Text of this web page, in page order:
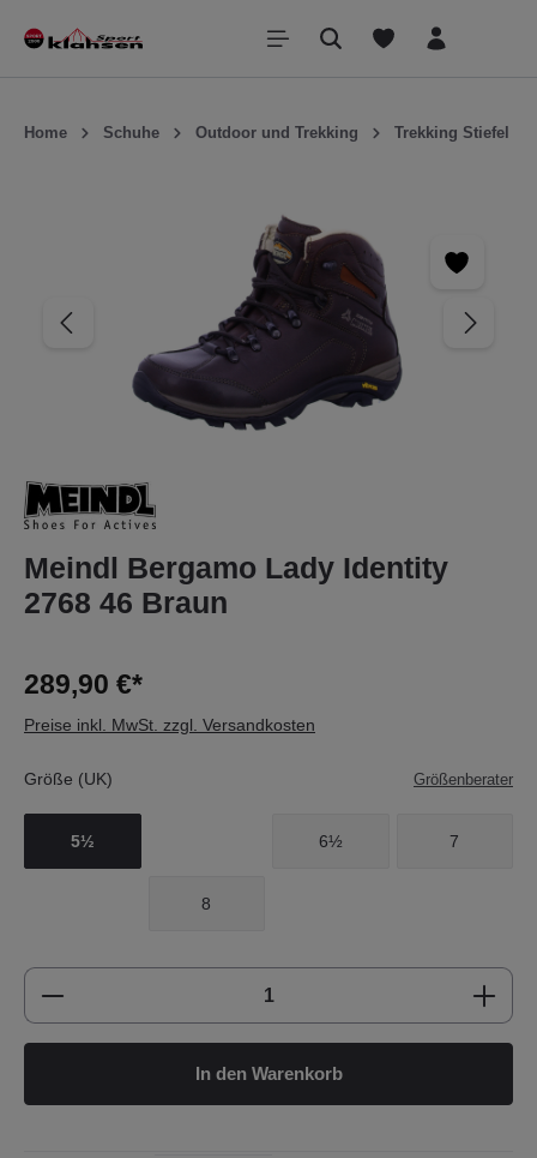
springen
Home Schuhe Outdoor und Trekking Trekking Stiefel
Meindl Bergamo Lady Identity
2768 46 Braun
289,90 €*
Preise inkl. MwSt. zzgl. Versandkosten
Größe (UK) Größenberater
5½ 6½ 7
8
Produkt Anzahl: Gib den gewünschten
In den Warenkorb